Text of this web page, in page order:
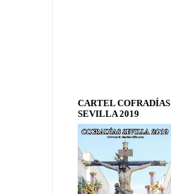
CARTEL COFRADÍAS
SEVILLA 2019